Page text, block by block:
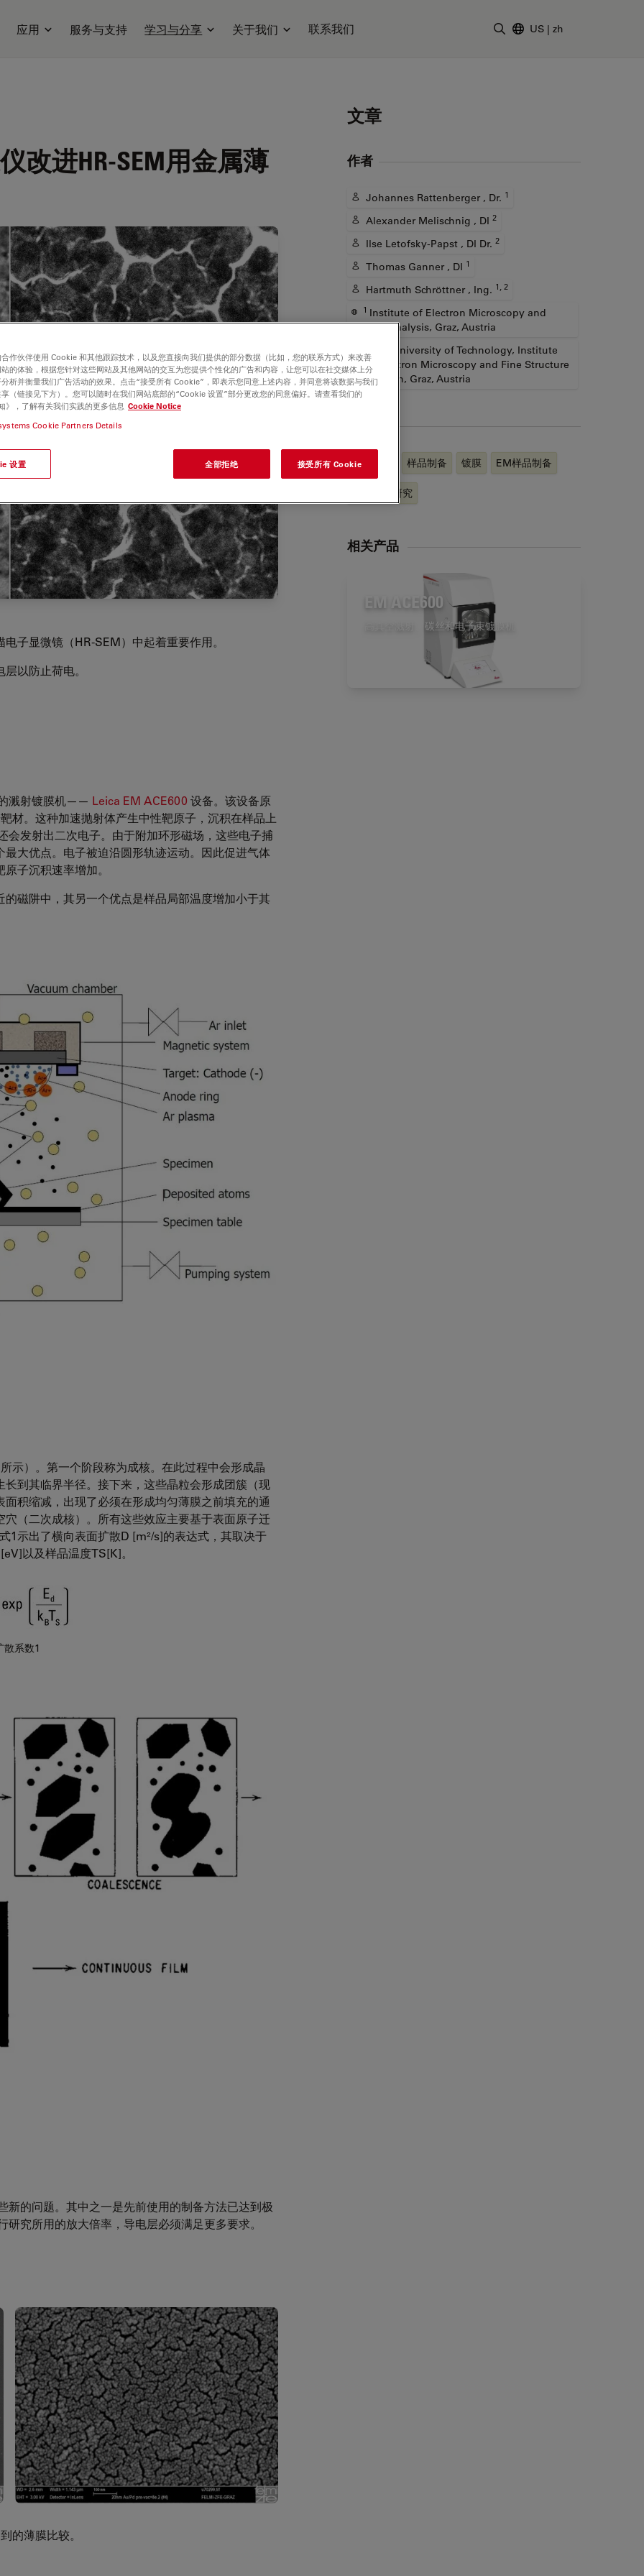
应用 服务与支持 学习与分享 关于我们 联系我们 US | zh
改进HR-SEM用金属薄
子显微镜（HR-SEM）中起着重要作用。
以防止荷电。
溅射镀膜机—— Leica EM ACE600 设备。该设备原
材。这种加速抛射体产生中性靶原子，沉积在样品上
发射出二次电子。由于附加环形磁场，这些电子捕
大优点。电子被迫沿圆形轨迹运动。因此促进气体
子沉积速率增加。
磁阱中，其另一个优点是样品局部温度增加小于其
示）。第一个阶段称为成核。在此过程中会形成晶
到其临界半径。接下来，这些晶粒会形成团簇（现
积缩减，出现了必须在形成均匀薄膜之前填充的通
（二次成核）。所有这些效应主要基于表面原子迁
1示出了横向表面扩散D [m²/s]的表达式，其取决于
以及样品温度TS[K]。
散系数1
的问题。其中之一是先前使用的制备方法已达到极
究所用的放大倍率，导电层必须满足更多要求。
的薄膜比较。
文章
作者
Johannes Rattenberger , Dr. 1
Alexander Melischnig , DI 2
Ilse Letofsky-Papst , DI Dr. 2
Thomas Ganner , DI 1
Hartmuth Schröttner , Ing. 1, 2
1 Institute of Electron Microscopy and
Nanoanalysis, Graz, Austria
Graz University of Technology, Institute
for Electron Microscopy and Fine Structure
Research, Graz, Austria
扫描电镜 样品制备 镀膜 EM样品制备
生命科学研究
相关产品
EM ACE600
高真空溅射、碳丝和电子束镀膜机
作伙伴使用 Cookie 和其他跟踪技术，以及您直接向我们提供的部分数据（比如，您的联系方式）来改善
的体验，根据您针对这些网站及其他网站的交互为您提供个性化的广告和内容，让您可以在社交媒体上分
析并衡量我们广告活动的效果。点击“接受所有 Cookie”，即表示您同意上述内容，并同意将该数据与我们
（链接见下方）。您可以随时在我们网站底部的“Cookie 设置”部分更改您的同意偏好。请查看我们的
》，了解有关我们实践的更多信息 Cookie Notice
Cookie Partners Details
设置 全部拒绝 接受所有 Cookie